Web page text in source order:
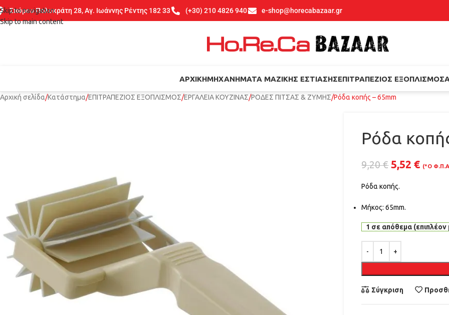
Skip to navigation
Skip to main content
Σπύρου Πολυκράτη 28, Αγ. Ιωάννης Ρέντης 182 33 (+30) 210 4826 940 e-shop@horecabazaar.gr
ΑΡΧΙΚΉΜΗΧΑΝΉΜΑΤΑ ΜΑΖΙΚΉΣ ΕΣΤΊΑΣΗΣΕΠΙΤΡΑΠΈΖΙΟΣ ΕΞΟΠΛΙΣΜΌΣ
Αρχική σελίδα Κατάστημα ΕΠΙΤΡΑΠΕΖΙΟΣ ΕΞΟΠΛΙΣΜΟΣ ΕΡΓΑΛΕΙΑ ΚΟΥΖΙΝΑΣ ΡΟΔΕΣ ΠΙΤΣΑΣ & ΖΥΜΗΣ Ρόδα κοπής – 65mm
Ρόδα
9,20€ 5,52€ (*Ο Φ.Π.Α
Ρόδα κοπής.
Μήκος: 65mm.
1 σε απόθεμα (επιπλέον
Σύγκριση